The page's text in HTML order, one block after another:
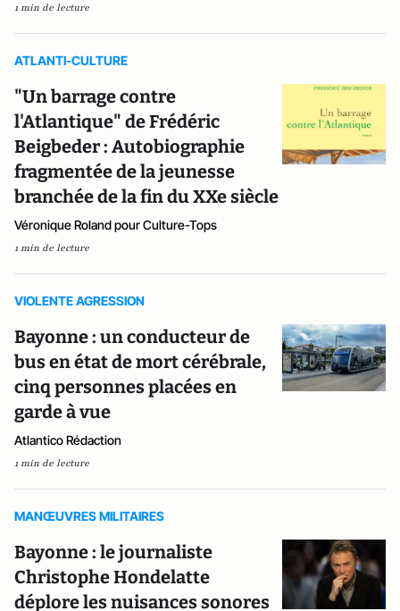
1 min de lecture
ATLANTI-CULTURE
"Un barrage contre
l'Atlantique" de Frédéric
Beigbeder : Autobiographie
fragmentée de la jeunesse
branchée de la fin du XXe siècle
Véronique Roland pour Culture-Tops
1 min de lecture
VIOLENTE AGRESSION
Bayonne : un conducteur de
bus en état de mort cérébrale,
cinq personnes placées en
garde à vue
Atlantico Rédaction
1 min de lecture
MANŒUVRES MILITAIRES
Bayonne : le journaliste
Christophe Hondelatte
déplore les nuisances sonores